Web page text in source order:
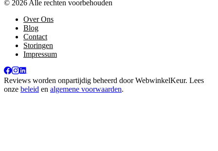
© 2026 Alle rechten voorbehouden
Over Ons
Blog
Contact
Storingen
Impressum
Reviews worden onpartijdig beheerd doorWebwinkelKeur. Lees
onze beleid en algemene voorwaarden.